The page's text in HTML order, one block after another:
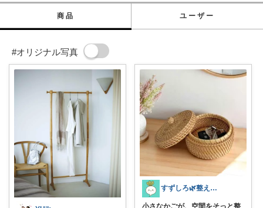
商品 ユーザー
#オリジナル写真
すずしろ🌿整えながら、ゆるく暮らす
小さなかごが、空間をそっと整